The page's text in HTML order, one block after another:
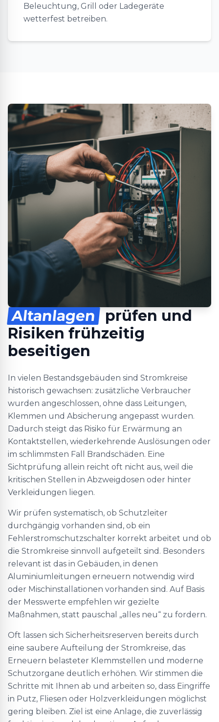
Beleuchtung, Grill oder Ladegeräte
wetterfest betreiben.
Altanlagen
prüfen und
Risiken frühzeitig
beseitigen
In vielen Bestandsgebäuden sind Stromkreise
historisch gewachsen: zusätzliche Verbraucher
wurden angeschlossen, ohne dass Leitungen,
Klemmen und Absicherung angepasst wurden.
Dadurch steigt das Risiko für Erwärmung an
Kontaktstellen, wiederkehrende Auslösungen oder
im schlimmsten Fall Brandschäden. Eine
Sichtprüfung allein reicht oft nicht aus, weil die
kritischen Stellen in Abzweigdosen oder hinter
Verkleidungen liegen.
Wir prüfen systematisch, ob Schutzleiter
durchgängig vorhanden sind, ob ein
Fehlerstromschutzschalter korrekt arbeitet und ob
die Stromkreise sinnvoll aufgeteilt sind. Besonders
relevant ist das in Gebäuden, in denen
Aluminiumleitungen erneuern notwendig wird
oder Mischinstallationen vorhanden sind. Auf Basis
der Messwerte empfehlen wir gezielte
Maßnahmen, statt pauschal „alles neu“ zu fordern.
Oft lassen sich Sicherheitsreserven bereits durch
eine saubere Aufteilung der Stromkreise, das
Erneuern belasteter Klemmstellen und moderne
Schutzorgane deutlich erhöhen. Wir stimmen die
Schritte mit Ihnen ab und arbeiten so, dass Eingriffe
in Putz, Fliesen oder Holzverkleidungen möglichst
gering bleiben. Ziel ist eine Anlage, die zuverlässig